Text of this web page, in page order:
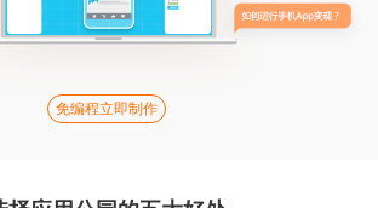
免编程立即制作